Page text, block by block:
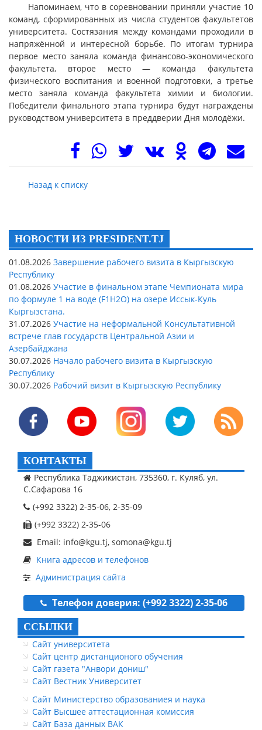
Напоминаем, что в соревновании приняли участие 10
команд, сформированных из числа студентов факультетов
университета. Состязания между командами проходили в
напряжённой и интересной борьбе. По итогам турнира
первое место заняла команда финансово-экономического
факультета, второе место — команда факультета
физического воспитания и военной подготовки, а третье
место заняла команда факультета химии и биологии.
Победители финального этапа турнира будут награждены
руководством университета в преддверии Дня молодёжи.
Назад к списку
НОВОСТИ ИЗ PRESIDENT.TJ
01.08.2026 Завершение рабочего визита в Кыргызскую
Республику
01.08.2026 Участие в финальном этапе Чемпионата мира
по формуле 1 на воде (F1H2O) на озере Иссык-Куль
Кыргызстана.
31.07.2026 Участие на неформальной Консультативной
встрече глав государств Центральной Азии и
Азербайджана
30.07.2026 Начало рабочего визита в Кыргызскую
Республику
30.07.2026 Рабочий визит в Кыргызскую Республику
КОНТАКТЫ
Республика Таджикистан, 735360, г. Куляб, ул.
С.Сафарова 16
(+992 3322) 2-35-06, 2-35-09
(+992 3322) 2-35-06
Email: info@kgu.tj, somona@kgu.tj
Книга адресов и телефонов
Администрация сайта
Телефон доверия: (+992 3322) 2-35-06
ССЫЛКИ
Сайт университета
Сайт центр дистанционого обучения
Сайт газета "Анвори дониш"
Сайт Вестник Университет
Сайт Министерство образованиея и наука
Сайт Высшее аттестационная комиссия
Сайт База данных ВАК